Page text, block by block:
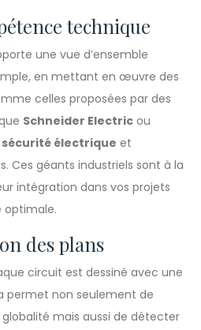
technique
une vue d’ensemble
en mettant en œuvre des
celles proposées par des
Schneider Electric ou
sécurité électrique et
Ces géants industriels sont à la
intégration dans vos projets
des plans
circuit est dessiné avec une
permet non seulement de
mais aussi de détecter